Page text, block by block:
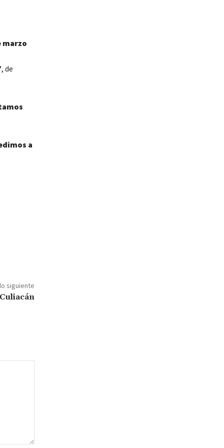
marzo
, de
a
siguiente